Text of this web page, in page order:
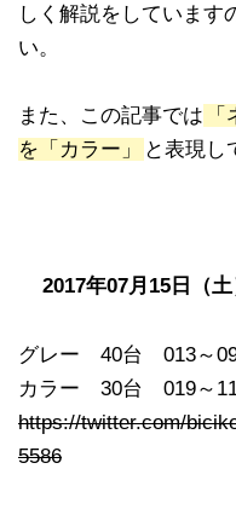
しく解説をしています
い。
また、この記事では
を「カラー」
と表現し
2017年07月15日（
グレー 40台 013～
カラー 30台 019～
https://twitter.com/
5586